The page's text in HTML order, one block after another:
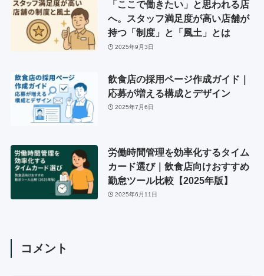
「ここで働きたい」と思われる店
へ。スタッフ満足度が高い店舗が
持つ「制度」と「風土」とは
2025年9月3日
飲食店の採用ページ作成ガイド｜
応募が増える構成とデザイン
2025年7月6日
労働時間管理を効率化するタイム
カード選び｜飲食店向けおすすめ
勤怠ツール比較【2025年版】
2025年6月11日
コメント